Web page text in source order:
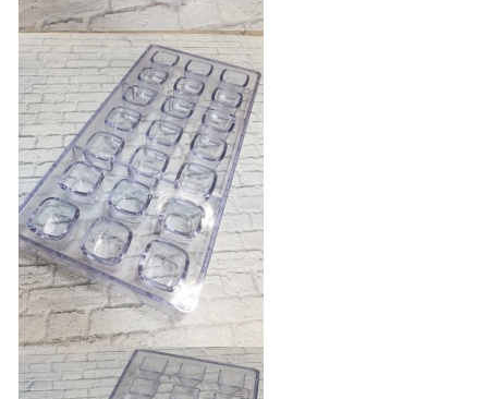
Форма для шоколада
поликарбонатная "Конфетки"
400 руб.
БЫСТРЫЙ ПРОСМОТР
Нет в наличии
Форма для шоколада
поликарбонатная "Кубики"